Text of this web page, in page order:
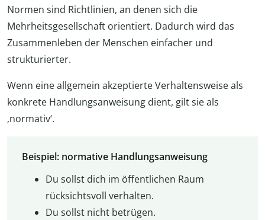
Normen sind Richtlinien, an denen sich die
Mehrheitsgesellschaft orientiert. Dadurch wird das
Zusammenleben der Menschen einfacher und
strukturierter.
Wenn eine allgemein akzeptierte Verhaltensweise als
konkrete Handlungsanweisung dient, gilt sie als
‚normativ‘.
Beispiel: normative Handlungsanweisung
Du sollst dich im öffentlichen Raum
rücksichtsvoll verhalten.
Du sollst nicht betrügen.